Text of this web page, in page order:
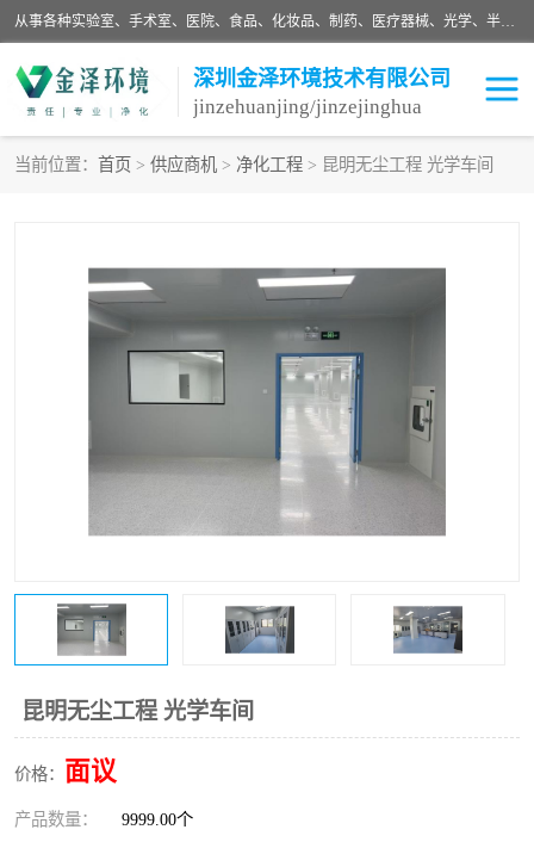
从事各种实验室、手术室、医院、食品、化妆品、制药、医疗器械、光学、半导体、精密电子等无尘车间行业的洁净车间装修设计、净化设备、恒温恒湿空调的设计制作与安装、净化系统工程项目施工及其技术支持服务。
深圳金泽环境技术有限公司
jinzehuanjing/jinzejinghua
当前位置： 首页 > 供应商机 > 净化工程 > 昆明无尘工程 光学车间
昆明无尘工程 光学车间
价格： 面议
产品数量： 9999.00个
净化设备 实验室净化
手术室净化 GMP车间净化
医药车间净化 生命工程
食品饮料
洁净棚